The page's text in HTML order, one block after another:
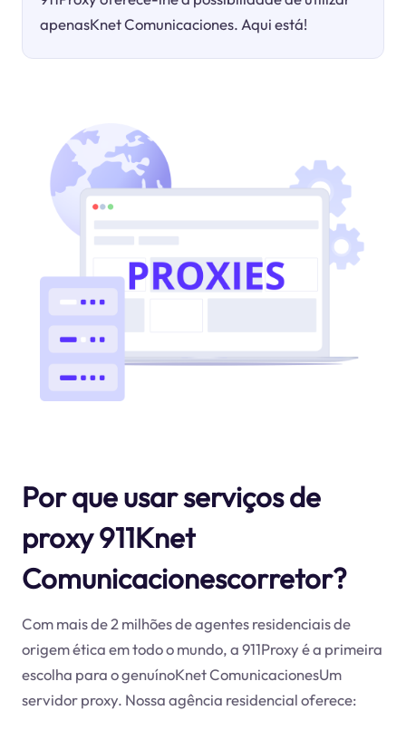
apenasKnet Comunicaciones. Aqui está!
Por que usar serviços de
proxy 911Knet
Comunicacionescorretor?
Com mais de 2 milhões de agentes residenciais de
origem ética em todo o mundo, a 911Proxy é a primeira
escolha para o genuínoKnet ComunicacionesUm
servidor proxy. Nossa agência residencial oferece: